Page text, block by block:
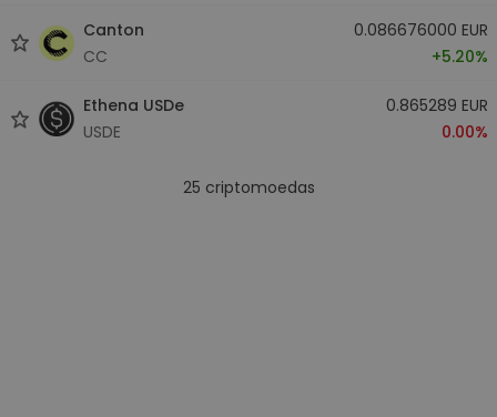
Canton
CC
0.086676000 EUR
+5.20%
Ethena USDe
USDE
0.865289 EUR
0.00%
25 criptomoedas